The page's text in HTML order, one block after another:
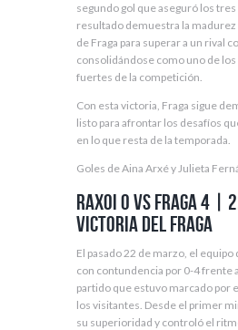
segundo gol que aseguró los
resultado demuestra la
de Fraga para superar a un rival
consolidándose como uno de
fuertes de la competición.
Con esta victoria, Fraga sigue
listo para afrontar los desafíos
en lo que resta de la temporada.
Goles de Aina Arxé y Julieta
Raxoi 0 vs Fraga 4 |
victoria del Fraga
El pasado 22 de marzo, el equipo
con contundencia por 0-4 frente
partido que estuvo marcado por
los visitantes. Desde el primer
su superioridad y controló el